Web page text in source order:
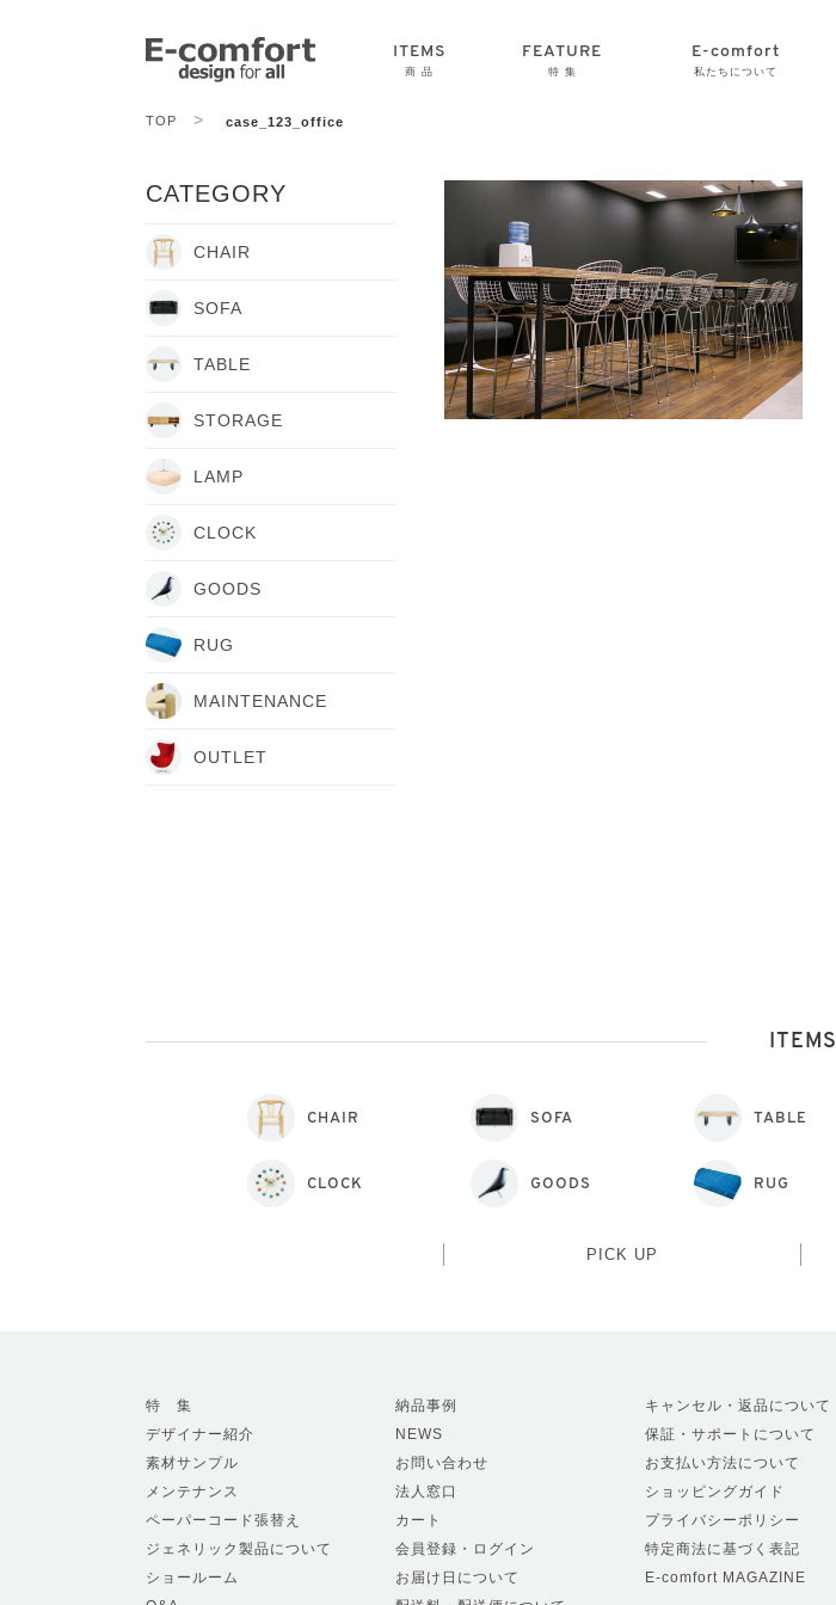
ITEMS
商 品
FEATURE
特 集
E-comfort
私たちについて
いて
TOP > case_123_office
CATEGORY
CHAIR
SOFA
TABLE
STORAGE
LAMP
CLOCK
GOODS
RUG
MAINTENANCE
OUTLET
ITEMS
CHAIR SOFA TABLE
CLOCK GOODS RUG
PICK UP
特 集
デザイナー紹介
素材サンプル
メンテナンス
ペーパーコード張替え
ジェネリック製品について
ショールーム
納品事例
NEWS
お問い合わせ
法人窓口
カート
会員登録・ログイン
お届け日について
キャンセル・返品について
保証・サポートについて
お支払い方法について
ショッピングガイド
プライバシーポリシー
特定商法に基づく表記
E-comfort MAGAZINE